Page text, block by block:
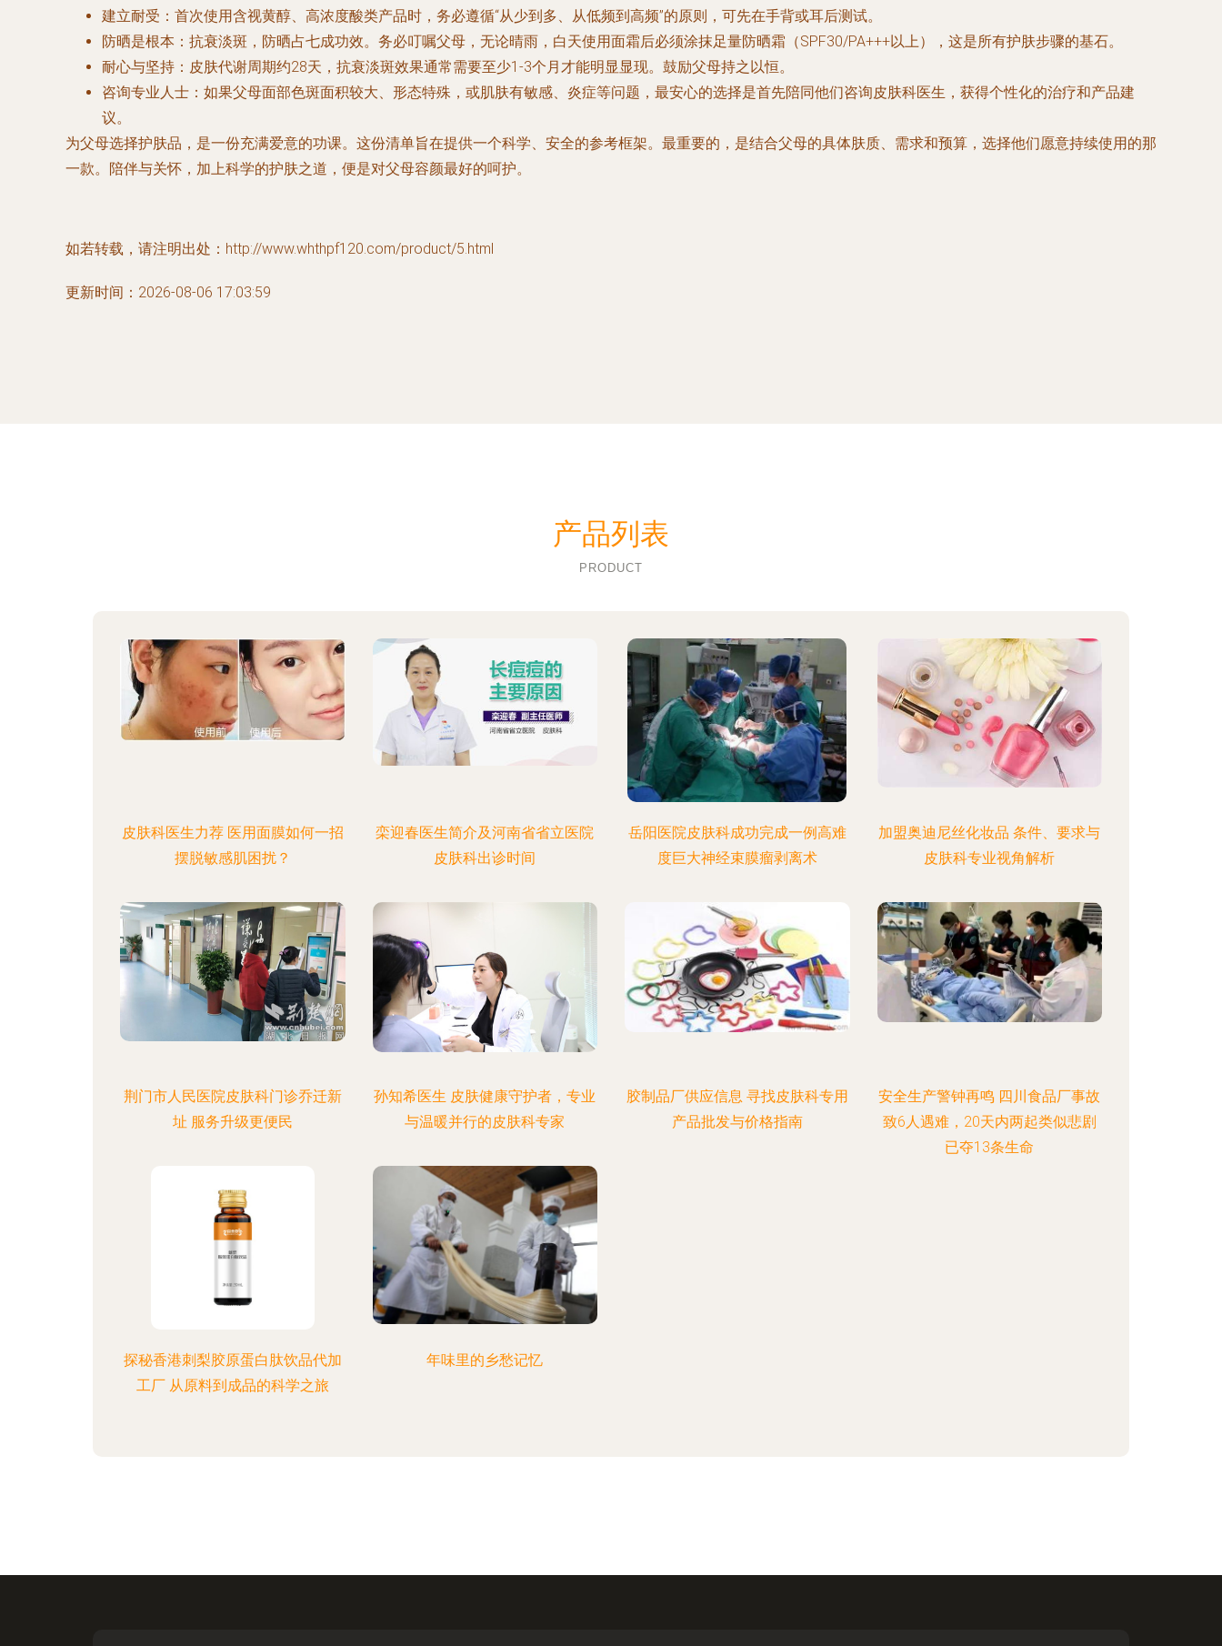
建立耐受 ：首次使用含视黄醇、高浓度酸类产品时，务必遵循“从少到多、从低频到高频”的原则，可先在手背或耳后测试。
防晒是根本 ：抗衰淡斑，防晒占七成功效。务必叮嘱父母，无论晴雨，白天使用面霜后必须涂抹足量防晒霜（SPF30/PA+++以上），这是所有护肤步骤的基石。
耐心与坚持 ：皮肤代谢周期约28天，抗衰淡斑效果通常需要至少1-3个月才能明显显现。鼓励父母持之以恒。
咨询专业人士 ：如果父母面部色斑面积较大、形态特殊，或肌肤有敏感、炎症等问题，最安心的选择是首先陪同他们咨询皮肤科医生，获得个性化的治疗和产品建
议。
为父母选择护肤品，是一份充满爱意的功课。这份清单旨在提供一个科学、安全的参考框架。最重要的，是结合父母的具体肤质、需求和预算，选择他们愿意持续使用的那
一款。陪伴与关怀，加上科学的护肤之道，便是对父母容颜最好的呵护。
如若转载，请注明出处：http://www.whthpf120.com/product/5.html
更新时间：2026-08-06 17:03:59
产品列表
PRODUCT
皮肤科医生力荐 医用面膜如何一招
摆脱敏感肌困扰？
栾迎春医生简介及河南省省立医院
皮肤科出诊时间
岳阳医院皮肤科成功完成一例高难
度巨大神经束膜瘤剥离术
加盟奥迪尼丝化妆品 条件、要求与
皮肤科专业视角解析
荆门市人民医院皮肤科门诊乔迁新
址 服务升级更便民
孙知希医生 皮肤健康守护者，专业
与温暖并行的皮肤科专家
胶制品厂供应信息 寻找皮肤科专用
产品批发与价格指南
安全生产警钟再鸣 四川食品厂事故
致6人遇难，20天内两起类似悲剧
已夺13条生命
探秘香港刺梨胶原蛋白肽饮品代加
工厂 从原料到成品的科学之旅
年味里的乡愁记忆